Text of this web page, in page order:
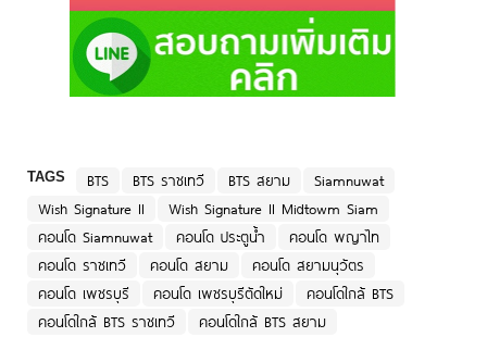
TAGS BTS BTS ราชเทวี BTS สยาม
Siamnuwat
Wish Signature II
Wish Signature II Midtowm Siam
คอนโด Siamnuwat
คอนโด ประตูน้ำ
คอนโด พญาไท
คอนโด ราชเทวี
คอนโด สยาม
คอนโด สยามนุวัตร
คอนโด เพชรบุรี
คอนโด เพชรบุรีตัดใหม่
คอนโดใกล้ BTS
คอนโดใกล้ BTS ราชเทวี
คอนโดใกล้ BTS สยาม